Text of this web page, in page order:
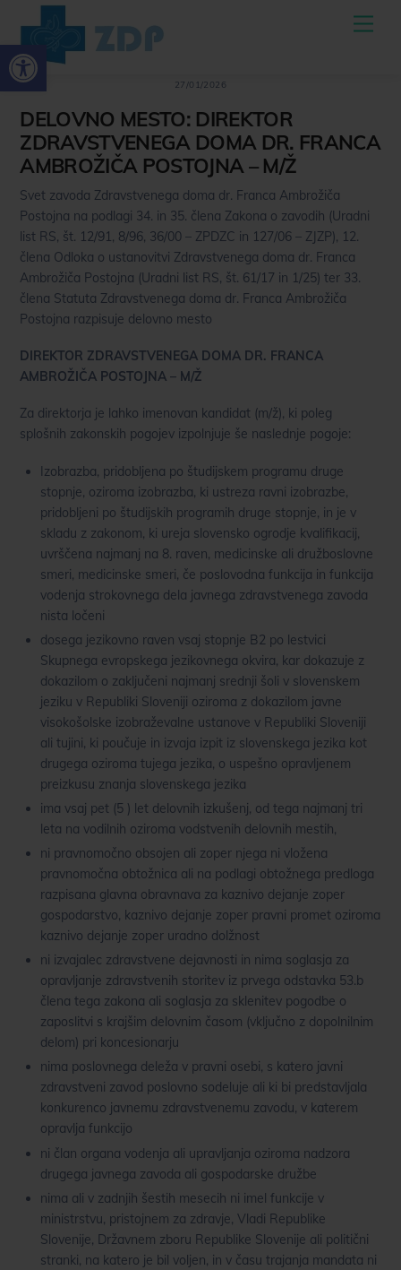
Open toolbar
osrednje
vsebine
27/01/2026
DELOVNO MESTO: DIREKTOR
ZDRAVSTVENEGA DOMA DR. FRANCA
AMBROŽIČA POSTOJNA – M/Ž
Svet zavoda Zdravstvenega doma dr. Franca Ambrožiča
Postojna na podlagi 34. in 35. člena Zakona o zavodih (Uradni
list RS, št. 12/91, 8/96, 36/00 – ZPDZC in 127/06 – ZJZP), 12.
člena Odloka o ustanovitvi Zdravstvenega doma dr. Franca
Ambrožiča Postojna (Uradni list RS, št. 61/17 in 1/25) ter 33.
člena Statuta Zdravstvenega doma dr. Franca Ambrožiča
Postojna razpisuje delovno mesto
DIREKTOR ZDRAVSTVENEGA DOMA DR. FRANCA
AMBROŽIČA POSTOJNA – M/Ž
Za direktorja je lahko imenovan kandidat (m/ž), ki poleg
splošnih zakonskih pogojev izpolnjuje še naslednje pogoje:
Izobrazba, pridobljena po študijskem programu druge
stopnje, oziroma izobrazba, ki ustreza ravni izobrazbe,
pridobljeni po študijskih programih druge stopnje, in je v
skladu z zakonom, ki ureja slovensko ogrodje kvalifikacij,
uvrščena najmanj na 8. raven, medicinske ali družboslovne
smeri, medicinske smeri, če poslovodna funkcija in funkcija
vodenja strokovnega dela javnega zdravstvenega zavoda
nista ločeni
dosega jezikovno raven vsaj stopnje B2 po lestvici
Skupnega evropskega jezikovnega okvira, kar dokazuje z
dokazilom o zaključeni najmanj srednji šoli v slovenskem
jeziku v Republiki Sloveniji oziroma z dokazilom javne
visokošolske izobraževalne ustanove v Republiki Sloveniji
ali tujini, ki poučuje in izvaja izpit iz slovenskega jezika kot
drugega oziroma tujega jezika, o uspešno opravljenem
preizkusu znanja slovenskega jezika
ima vsaj pet (5 ) let delovnih izkušenj, od tega najmanj tri
leta na vodilnih oziroma vodstvenih delovnih mestih,
ni pravnomočno obsojen ali zoper njega ni vložena
pravnomočna obtožnica ali na podlagi obtožnega predloga
razpisana glavna obravnava za kaznivo dejanje zoper
gospodarstvo, kaznivo dejanje zoper pravni promet oziroma
kaznivo dejanje zoper uradno dolžnost
ni izvajalec zdravstvene dejavnosti in nima soglasja za
opravljanje zdravstvenih storitev iz prvega odstavka 53.b
člena tega zakona ali soglasja za sklenitev pogodbe o
zaposlitvi s krajšim delovnim časom (vključno z dopolnilnim
delom) pri koncesionarju
nima poslovnega deleža v pravni osebi, s katero javni
zdravstveni zavod poslovno sodeluje ali ki bi predstavljala
konkurenco javnemu zdravstvenemu zavodu, v katerem
opravlja funkcijo
ni član organa vodenja ali upravljanja oziroma nadzora
drugega javnega zavoda ali gospodarske družbe
nima ali v zadnjih šestih mesecih ni imel funkcije v
ministrstvu, pristojnem za zdravje, Vladi Republike
Slovenije, Državnem zboru Republike Slovenije ali politični
stranki, na katero je bil voljen, in v času trajanja mandata ni